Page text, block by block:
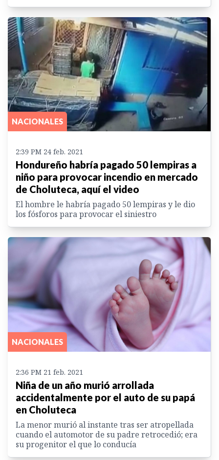
NACIONALES
2:39 PM 24 feb. 2021
Hondureño habría pagado 50 lempiras a
niño para provocar incendio en mercado
de Choluteca, aquí el video
El hombre le habría pagado 50 lempiras y le dio
los fósforos para provocar el siniestro
NACIONALES
2:36 PM 21 feb. 2021
Niña de un año murió arrollada
accidentalmente por el auto de su papá
en Choluteca
La menor murió al instante tras ser atropellada
cuando el automotor de su padre retrocedió; era
su progenitor el que lo conducía